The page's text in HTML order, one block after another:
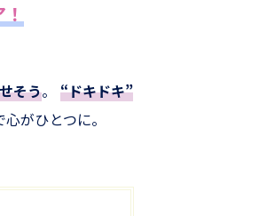
そう。 “ドキドキ”
がひとつに。